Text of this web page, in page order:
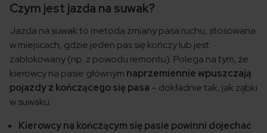
Czym jest jazda na suwak?
Jazda na suwak to metoda zmiany pasa ruchu, stosowana
w miejscach, gdzie jeden pas się kończy lub jest
zablokowany (np. z powodu remontu). Polega na tym, że
kierowcy na pasie głównym naprzemiennie wpuszczają
pojazdy z kończącego się pasa – dokładnie tak, jak ząbki
w suwaku.
Kierowcy na kończącym się pasie powinni dojechać